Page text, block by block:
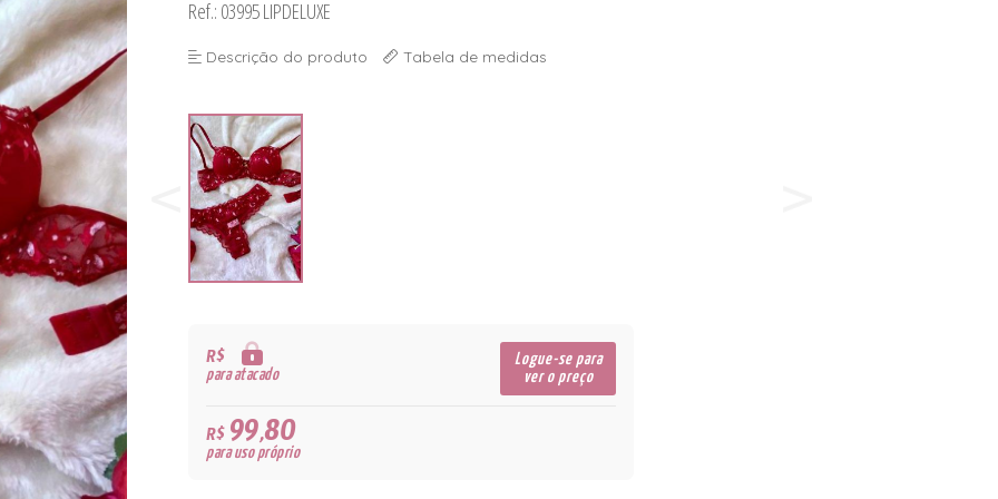
Ref.: 03995 LIPDELUXE
Descrição do produto Tabela de medidas
R$
para atacado
Logue-se para
ver o preço
R$99,80
para uso próprio